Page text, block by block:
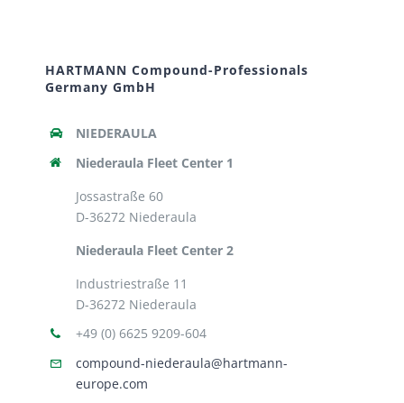
HARTMANN Compound-Professionals
Germany GmbH
NIEDERAULA
Niederaula Fleet Center 1
Jossastraße 60
D-36272 Niederaula
Niederaula Fleet Center 2
Industriestraße 11
D-36272 Niederaula
+49 (0) 6625 9209-604
compound-niederaula@hartmann-
europe.com